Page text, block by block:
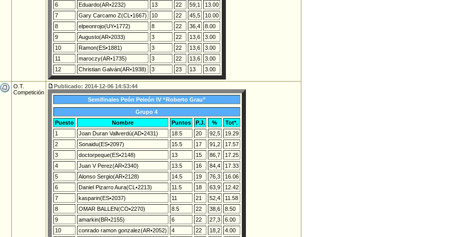
6
Eduardo(AR•2232) 13 22 59,1
13.00
7
Gary Carcamo Z(CL•1667) 10 22 45,5
10.00
8
elpeonrojo(UY•1772) 8 22 36,4
8.00
9
Augusto(AR•2033) 3 22 13,6
3.00
10
Ramon(ES•1881) 3 22 13,6
3.00
11
maroczy(AR•1735) 3 22 13,6
3.00
12
Christian Galván(AR•1938) 3 23 13 3.00
O.T.
Competición
Publicado: 2014-12-06 14:53:44
Semifinales Peón Peleón IV “Roberto Grau”
Grupo 4
Puesto
Nombre Puntos P.J. %
Tot*.
1
Joan Duran Vallverdú(AD•2431) 18.5 20 92,5
19.29
2
Sonaidu(ES•2097) 15.5 17 91,2
17.57
3
doctorpeque(ES•2148) 13 15 86,7
17.25
4
Juan V Perez(AR•2340) 13.5 16 84,4
17.33
5
Alonso Sergio(AR•2128) 14.5 19 76,3
16.06
6
Daniel Pizarro Aura(CL•2213) 11.5 18 63,9
12.42
7
kasparin(ES•2037) 11 21 52,4
11.58
8
OMAR BALLEN(CO•2270) 8.5 22 38,6
8.50
9
amarkin(BR•2155) 6 22 27,3
6.00
10
conrado ramon gonzalez(AR•2052) 4 22 18,2
4.00